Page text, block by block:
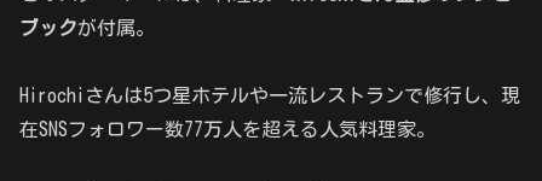
ブックが付属。
Hirochiさんは5つ星ホテルや一流レストランで修行し、現
在SNSフォロワー数77万人を超える人気料理家。